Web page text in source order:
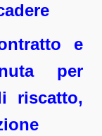
e
per
riscatto,